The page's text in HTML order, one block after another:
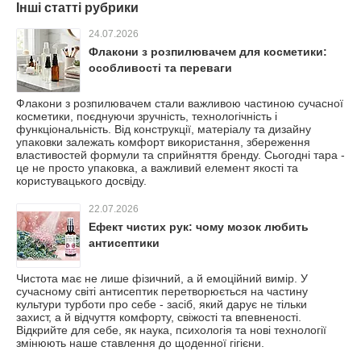
Інші статті рубрики
24.07.2026
Флакони з розпилювачем для косметики:
особливості та переваги
Флакони з розпилювачем стали важливою частиною сучасної
косметики, поєднуючи зручність, технологічність і
функціональність. Від конструкції, матеріалу та дизайну
упаковки залежать комфорт використання, збереження
властивостей формули та сприйняття бренду. Сьогодні тара -
це не просто упаковка, а важливий елемент якості та
користувацького досвіду.
22.07.2026
Ефект чистих рук: чому мозок любить
антисептики
Чистота має не лише фізичний, а й емоційний вимір. У
сучасному світі антисептик перетворюється на частину
культури турботи про себе - засіб, який дарує не тільки
захист, а й відчуття комфорту, свіжості та впевненості.
Відкрийте для себе, як наука, психологія та нові технології
змінюють наше ставлення до щоденної гігієни.